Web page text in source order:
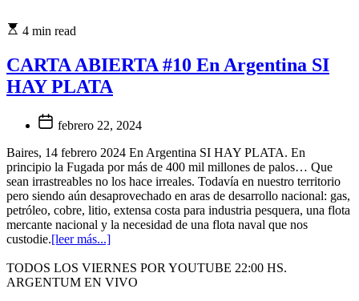
4 min read
CARTA ABIERTA #10 En Argentina SI
HAY PLATA
febrero 22, 2024
Baires, 14 febrero 2024 En Argentina SI HAY PLATA. En
principio la Fugada por más de 400 mil millones de palos… Que
sean irrastreables no los hace irreales. Todavía en nuestro territorio
pero siendo aún desaprovechado en aras de desarrollo nacional: gas,
petróleo, cobre, litio, extensa costa para industria pesquera, una flota
mercante nacional y la necesidad de una flota naval que nos
custodie.[leer más...]
TODOS LOS VIERNES POR YOUTUBE 22:00 HS.
ARGENTUM EN VIVO